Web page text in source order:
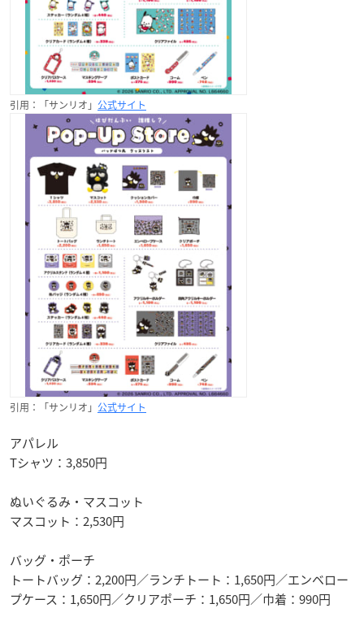
引用：「サンリオ」 公式サイト
引用：「サンリオ」 公式サイト
アパレル
Tシャツ：3,850円
ぬいぐるみ・マスコット
マスコット：2,530円
バッグ・ポーチ
トートバッグ：2,200円／ランチトート：1,650円／エンベロー
プケース：1,650円／クリアポーチ：1,650円／巾着：990円